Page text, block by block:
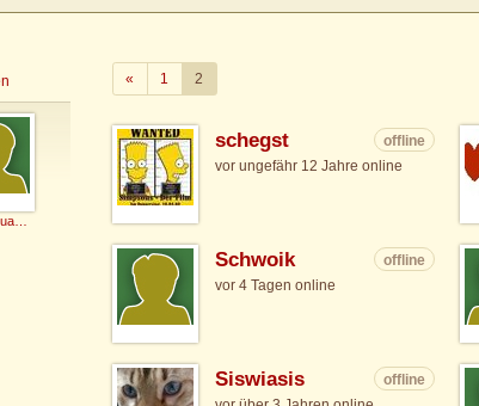
« Zurück
1 2
schegst
offline
vor ungefähr 12 Jahre online
Schwoik
offline
vor 4 Tagen online
Siswiasis
offline